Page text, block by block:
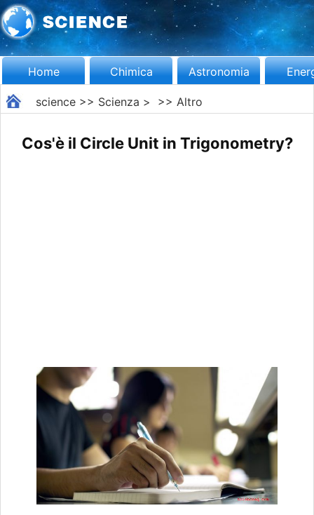
Home Chimica Astronomia
science>> Scienza > >> Altro
Cos'è il Circle Unit in Trigonometry?